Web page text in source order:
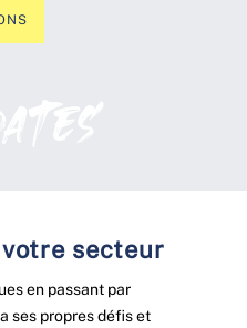
secteur
en passant par
ses propres défis et